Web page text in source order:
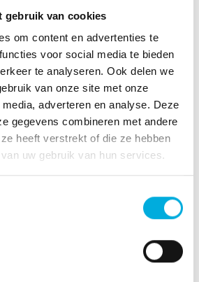
gebruik van cookies
om content en advertenties te
voor social media te bieden
te analyseren. Ook delen we
van onze site met onze
adverteren en analyse. Deze
gegevens combineren met andere
heeft verstrekt of die ze hebben
uw gebruik van hun services.